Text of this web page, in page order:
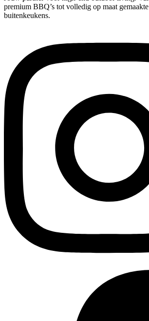
premium BBQ’s tot volledig op maat gemaakte
buitenkeukens.